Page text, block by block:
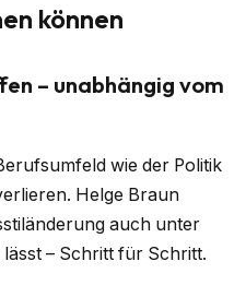
können
– unabhängig vom
wie der Politik
Helge Braun
auch unter
– Schritt für Schritt.